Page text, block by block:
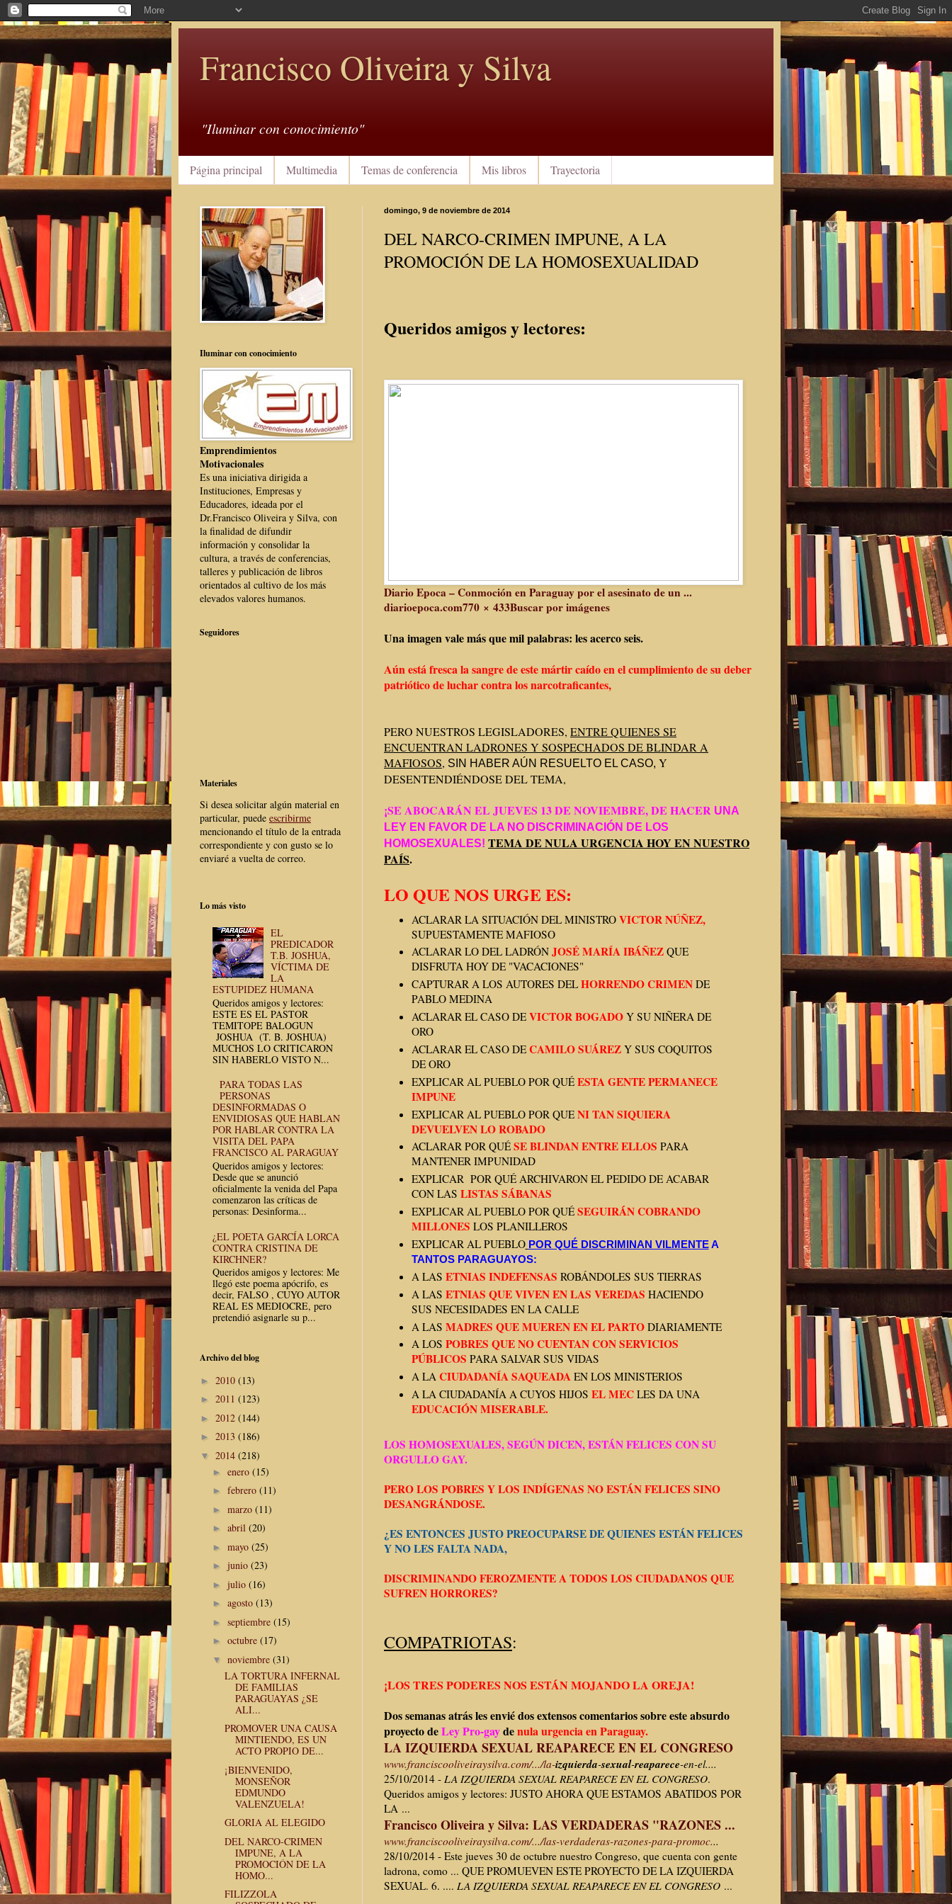
Francisco Oliveira y Silva
"Iluminar con conocimiento"
Página principal Multimedia Temas de conferencia Mis libros Trayectoria
domingo, 9 de noviembre de 2014
DEL NARCO-CRIMEN IMPUNE, A LA
PROMOCIÓN DE LA HOMOSEXUALIDAD
Queridos amigos y lectores:
Diario Epoca – Conmoción en Paraguay por el asesinato de un ...
diarioepoca.com770 × 433Buscar por imágenes
Una imagen vale más que mil palabras: les acerco seis.
Aún está fresca la sangre de este mártir caído en el cumplimiento de su deber
patriótico de luchar contra los narcotraficantes,
PERO NUESTROS LEGISLADORES, ENTRE QUIENES SE
ENCUENTRAN LADRONES Y SOSPECHADOS DE BLINDAR A
MAFIOSOS, SIN HABER AÚN RESUELTO EL CASO, Y
DESENTENDIÉNDOSE DEL TEMA,
¡SE ABOCARÁN EL JUEVES 13 DE NOVIEMBRE, DE HACER UNA
LEY EN FAVOR DE LA NO DISCRIMINACIÓN DE LOS
HOMOSEXUALES! TEMA DE NULA URGENCIA HOY EN NUESTRO
PAÍS.
LO QUE NOS URGE ES:
ACLARAR LA SITUACIÓN DEL MINISTRO VICTOR NÚÑEZ,
SUPUESTAMENTE MAFIOSO
ACLARAR LO DEL LADRÓN JOSÉ MARÍA IBÁÑEZQUE
DISFRUTA HOY DE "VACACIONES"
CAPTURAR A LOS AUTORES DEL HORRENDO CRIMENDE
PABLO MEDINA
ACLARAR EL CASO DE VICTOR BOGADOY SU NIÑERA DE
ORO
ACLARAR EL CASO DE CAMILO SUÁREZY SUS COQUITOS
DE ORO
EXPLICAR AL PUEBLO POR QUÉ ESTA GENTE PERMANECE
IMPUNE
EXPLICAR AL PUEBLO POR QUE NI TAN SIQUIERA
DEVUELVEN LO ROBADO
ACLARAR POR QUÉSE BLINDAN ENTRE ELLOS PARA
MANTENER IMPUNIDAD
EXPLICAR POR QUÉ ARCHIVARON EL PEDIDO DE ACABAR
CON LAS LISTAS SÁBANAS
EXPLICAR AL PUEBLO POR QUÉ SEGUIRÁN COBRANDO
MILLONES LOS PLANILLEROS
EXPLICAR AL PUEBLO POR QUÉ DISCRIMINAN VILMENTEA
TANTOS PARAGUAYOS:
A LAS ETNIAS INDEFENSAS ROBÁNDOLES SUS TIERRAS
A LAS ETNIAS QUE VIVEN EN LAS VEREDAS HACIENDO
SUS NECESIDADES EN LA CALLE
A LAS MADRES QUE MUEREN EN EL PARTO DIARIAMENTE
A LOS POBRES QUE NO CUENTAN CON SERVICIOS
PÚBLICOS PARA SALVAR SUS VIDAS
A LA CIUDADANÍA SAQUEADAEN LOS MINISTERIOS
A LA CIUDADANÍA A CUYOS HIJOS EL MECLES DA UNA
EDUCACIÓN MISERABLE.
LOS HOMOSEXUALES, SEGÚN DICEN, ESTÁN FELICES CON SU
ORGULLO GAY.
PERO LOS POBRES Y LOS INDÍGENAS NO ESTÁN FELICES SINO
DESANGRÁNDOSE.
¿ES ENTONCES JUSTO PREOCUPARSE DE QUIENES ESTÁN FELICES
Y NO LES FALTA NADA,
DISCRIMINANDO FEROZMENTE A TODOS LOS CIUDADANOS QUE
SUFREN HORRORES?
COMPATRIOTAS:
¡LOS TRES PODERES NOS ESTÁN MOJANDO LA OREJA!
Dos semanas atrás les envié dos extensos comentarios sobre este absurdo
proyecto deLey Pro-gaydenula urgencia en Paraguay.
LA IZQUIERDA SEXUAL REAPARECE EN EL CONGRESO
www.franciscooliveiraysilva.com/.../la-izquierda-sexual-reaparece-en-el....
25/10/2014 - LA IZQUIERDA SEXUAL REAPARECE EN EL CONGRESO.
Queridos amigos y lectores: JUSTO AHORA QUE ESTAMOS ABATIDOS POR
LA ...
Francisco Oliveira y Silva: LAS VERDADERAS "RAZONES ...
www.franciscooliveiraysilva.com/.../las-verdaderas-razones-para-promoc...
28/10/2014 - Este jueves 30 de octubre nuestro Congreso, que cuenta con gente
ladrona, como ... QUE PROMUEVEN ESTE PROYECTO DE LA IZQUIERDA
SEXUAL. 6. .... LA IZQUIERDA SEXUAL REAPARECE EN EL CONGRESO ...
Iluminar con conocimiento
Emprendimientos
Motivacionales
Es una iniciativa dirigida a
Instituciones, Empresas y
Educadores, ideada por el
Dr.Francisco Oliveira y Silva, con
la finalidad de difundir
información y consolidar la
cultura, a través de conferencias,
talleres y publicación de libros
orientados al cultivo de los más
elevados valores humanos.
Seguidores
Materiales
Si desea solicitar algún material en
particular, puede escribirme
mencionando el título de la entrada
correspondiente y con gusto se lo
enviaré a vuelta de correo.
Lo más visto
EL
PREDICADOR
T.B. JOSHUA,
VÍCTIMA DE
LA
ESTUPIDEZ HUMANA
Queridos amigos y lectores:
ESTE ES EL PASTOR
TEMITOPE BALOGUN
JOSHUA (T. B. JOSHUA)
MUCHOS LO CRITICARON
SIN HABERLO VISTO N...
PARA TODAS LAS
PERSONAS
DESINFORMADAS O
ENVIDIOSAS QUE HABLAN
POR HABLAR CONTRA LA
VISITA DEL PAPA
FRANCISCO AL PARAGUAY
Queridos amigos y lectores:
Desde que se anunció
oficialmente la venida del Papa
comenzaron las críticas de
personas: Desinforma...
¿EL POETA GARCÍA LORCA
CONTRA CRISTINA DE
KIRCHNER?
Queridos amigos y lectores: Me
llegó este poema apócrifo, es
decir, FALSO , CUYO AUTOR
REAL ES MEDIOCRE, pero
pretendió asignarle su p...
Archivo del blog
► 2010 (13)
► 2011 (123)
► 2012 (144)
► 2013 (186)
▼ 2014 (218)
► enero (15)
► febrero (11)
► marzo (11)
► abril (20)
► mayo (25)
► junio (23)
► julio (16)
► agosto (13)
► septiembre (15)
► octubre (17)
▼ noviembre (31)
LA TORTURA INFERNAL
DE FAMILIAS
PARAGUAYAS ¿SE
ALI...
PROMOVER UNA CAUSA
MINTIENDO, ES UN
ACTO PROPIO DE...
¡BIENVENIDO,
MONSEÑOR
EDMUNDO
VALENZUELA!
GLORIA AL ELEGIDO
DEL NARCO-CRIMEN
IMPUNE, A LA
PROMOCIÓN DE LA
HOMO...
FILIZZOLA